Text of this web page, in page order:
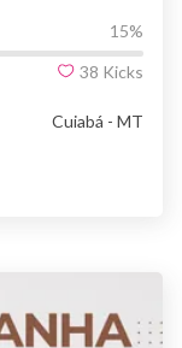
15%
38 Kicks
Cuiabá - MT